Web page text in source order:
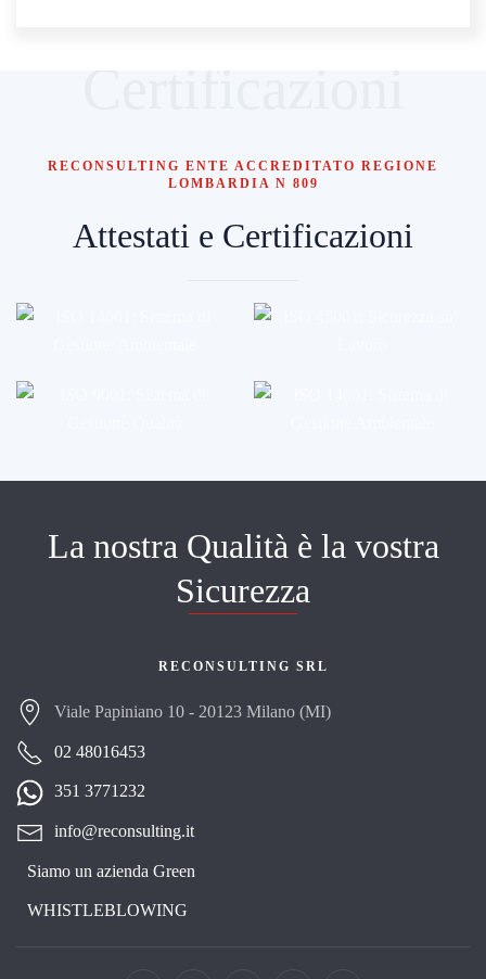
Certificazioni
RECONSULTING ENTE ACCREDITATO REGIONE
LOMBARDIA N 809
Attestati e Certificazioni
La nostra Qualità è la vostra
Sicurezza
RECONSULTING SRL
Viale Papiniano 10 - 20123 Milano (MI)
02 48016453
351 3771232
info@reconsulting.it
Siamo un azienda Green
WHISTLEBLOWING